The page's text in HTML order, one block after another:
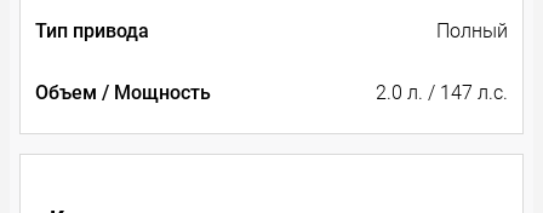
Тип привода Полный
Объем / Мощность 2.0 л. / 147 л.с.